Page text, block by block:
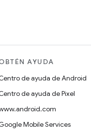
AYUDA
de ayuda de Android
de ayuda de Pixel
Mobile Services